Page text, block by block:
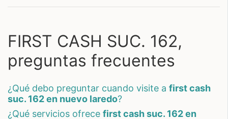
FIRST CASH SUC. 162,
preguntas frecuentes
¿qué debo preguntar cuando visite a first cash
suc. 162 en nuevo laredo?
¿qué servicios ofrece first cash suc. 162 en